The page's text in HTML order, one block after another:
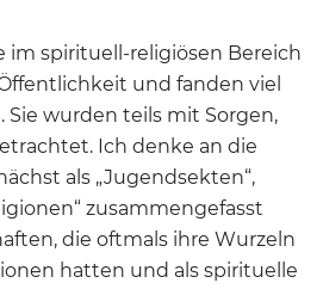
im spirituell-religiösen Bereich
und fanden viel
Sie wurden teils mit Sorgen,
Ich denke an die
als „Jugendsekten“,
zusammengefasst
die oftmals ihre Wurzeln
hatten und als spirituelle